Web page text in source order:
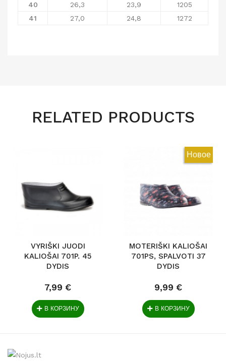
40
26,3 23,9
1205
41
27,0 24,8 1272
RELATED PRODUCTS
VYRIŠKI JUODI
KALIOŠAI 701P. 45
DYDIS
7,99 €
В КОРЗИНУ
Новое
MOTERIŠKI KALIOŠAI
701PS, SPALVOTI 37
DYDIS
9,99 €
В КОРЗИНУ